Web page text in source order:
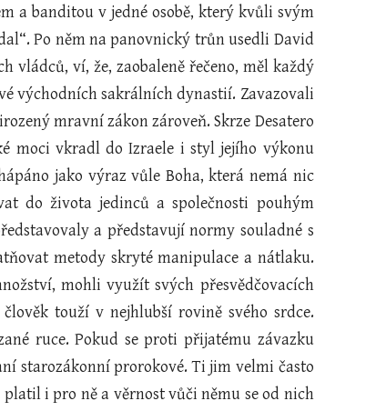
a banditou v jedné osobě, který kvůli svým
Po něm na panovnický trůn usedli David
vládců, ví, že, zaobaleně řečeno, měl každý
východních sakrálních dynastií. Zavazovali
mravní zákon zároveň. Skrze Desatero
moci vkradl do Izraele i styl jejího výkonu
jako výraz vůle Boha, která nemá nic
do života jedinců a společnosti pouhým
a představují normy souladné s
metody skryté manipulace a nátlaku.
mohli využít svých přesvědčovacích
touží v nejhlubší rovině svého srdce.
ruce. Pokud se proti přijatému závazku
starozákonní prorokové. Ti jim velmi často
i pro ně a věrnost vůči němu se od nich